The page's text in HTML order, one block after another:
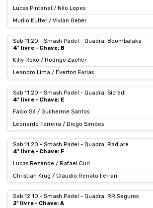
Lucas Pintanel / Nilo Lopes
Murilo Kutter / Vivian Geber
Sab 11:20 - Smash Padel - Quadra: Boombalaka
4ª livre - Chave: B
Killy Roxo / Rodrigo Zacher
Leandro Lima / Everton Farias
Sab 11:20 - Smash Padel - Quadra: Sicredi
4ª livre - Chave: E
Fabio Sá / Guilherme Santos
Leonardo Ferreira / Diego Simões
Sab 11:20 - Smash Padel - Quadra: Radiare
4ª livre - Chave: F
Lucas Rezende / Rafael Curi
Christian Krug / Cláudio Renato Ferrari
Sab 12:10 - Smash Padel - Quadra: RR Seguros
2ª livre - Chave: A